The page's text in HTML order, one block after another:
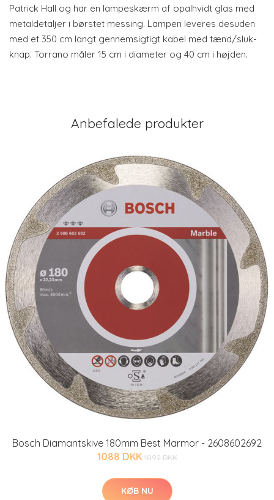
Patrick Hall og har en lampeskærm af opalhvidt glas med
metaldetaljer i børstet messing. Lampen leveres desuden
med et 350 cm langt gennemsigtigt kabel med tænd/sluk-
knap. Torrano måler 15 cm i diameter og 40 cm i højden.
Anbefalede produkter
Bosch Diamantskive 180mm Best Marmor - 2608602692
1088 DKK 1092 DKK
KØB NU